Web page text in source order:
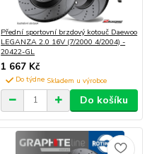
Přední sportovní brzdový kotouč Daewoo
LEGANZA 2.0 16V (7/2000 4/2004) -
20422-GL
1 667 Kč
Do týdne
Do košíku